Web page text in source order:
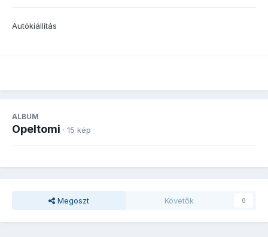
Autókiállítás
ALBUM
Opeltomi · 15 kép
Megoszt Követők 0